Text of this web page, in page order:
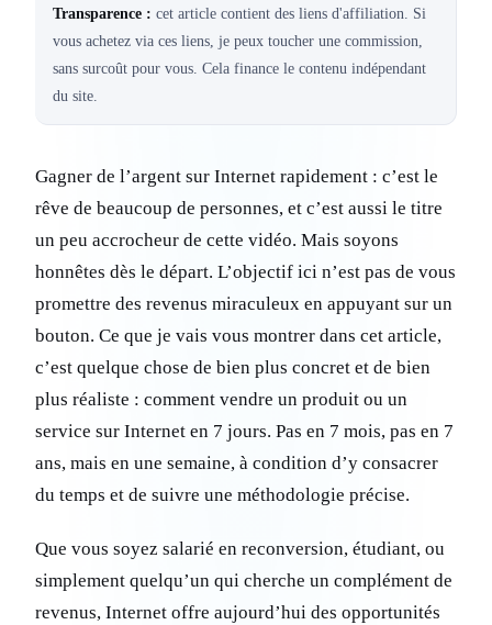
Transparence : cet article contient des liens d'affiliation. Si
vous achetez via ces liens, je peux toucher une commission,
sans surcoût pour vous. Cela finance le contenu indépendant
du site.
Gagner de l’argent sur Internet rapidement : c’est le
rêve de beaucoup de personnes, et c’est aussi le titre
un peu accrocheur de cette vidéo. Mais soyons
honnêtes dès le départ. L’objectif ici n’est pas de vous
promettre des revenus miraculeux en appuyant sur un
bouton. Ce que je vais vous montrer dans cet article,
c’est quelque chose de bien plus concret et de bien
plus réaliste : comment vendre un produit ou un
service sur Internet en 7 jours. Pas en 7 mois, pas en 7
ans, mais en une semaine, à condition d’y consacrer
du temps et de suivre une méthodologie précise.
Que vous soyez salarié en reconversion, étudiant, ou
simplement quelqu’un qui cherche un complément de
revenus, Internet offre aujourd’hui des opportunités